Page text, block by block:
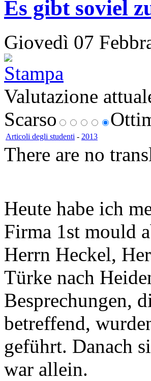
Es gibt soviel
Giovedì 07
Valutazione
Scarso
Articoli degli studenti - 2013
There are no
Heute habe ich
Firma 1st mould
Herrn Heckel,
Türke nach
Besprechungen,
betreffend,
geführt. Danach
war allein.